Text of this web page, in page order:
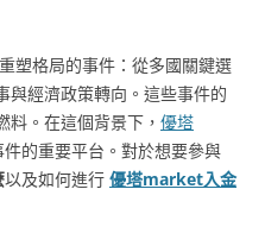
塑格局的事件：從多國關鍵選
與經濟政策轉向。這些事件的
料。在這個背景下， 優塔
的重要平台。對於想要參與
以及如何進行 優塔market入金